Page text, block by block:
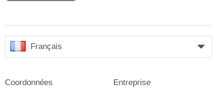
Français
Coordonnées Entreprise